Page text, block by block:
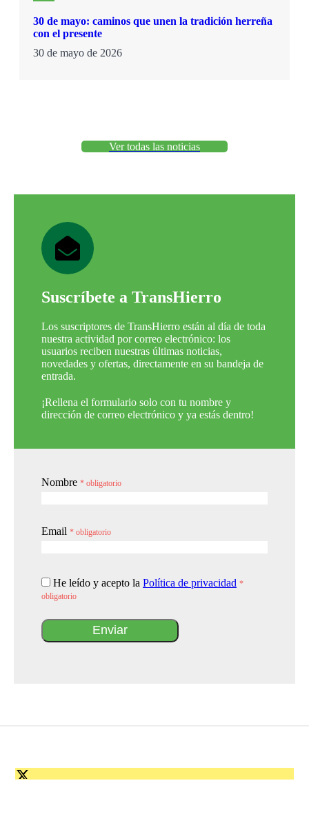
30 de mayo: caminos que unen la tradición herreña
con el presente
30 de mayo de 2026
Ver todas las noticias
Suscríbete a TransHierro
Los suscriptores de TransHierro están al día de toda
nuestra actividad por correo electrónico: los
usuarios reciben nuestras últimas noticias,
novedades y ofertas, directamente en su bandeja de
entrada.
¡Rellena el formulario solo con tu nombre y
dirección de correo electrónico y ya estás dentro!
Nombre * obligatorio
Email * obligatorio
He leído y acepto la Política de privacidad *
obligatorio